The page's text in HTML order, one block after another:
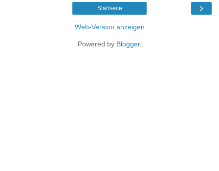
›
Startseite
Web-Version anzeigen
Powered by Blogger.